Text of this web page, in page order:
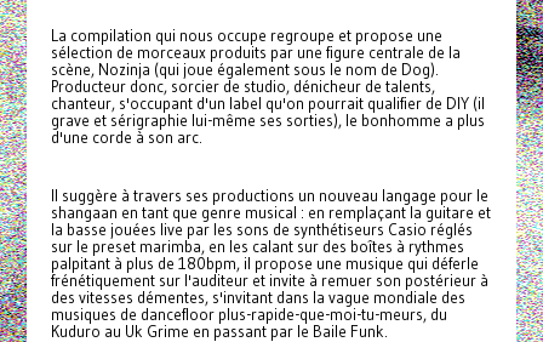
La compilation qui nous occupe regroupe et propose une
sélection de morceaux produits par une figure centrale de la
scène, Nozinja (qui joue également sous le nom de Dog).
Producteur donc, sorcier de studio, dénicheur de talents,
chanteur, s'occupant d'un label qu'on pourrait qualifier de DIY (il
grave et sérigraphie lui-même ses sorties), le bonhomme a plus
d'une corde à son arc.
Il suggère à travers ses productions un nouveau langage pour le
shangaan en tant que genre musical : en remplaçant la guitare et
la basse jouées live par les sons de synthétiseurs Casio réglés
sur le preset marimba, en les calant sur des boîtes à rythmes
palpitant à plus de 180bpm, il propose une musique qui déferle
frénétiquement sur l'auditeur et invite à remuer son postérieur à
des vitesses démentes, s'invitant dans la vague mondiale des
musiques de dancefloor plus-rapide-que-moi-tu-meurs, du
Kuduro au Uk Grime en passant par le Baile Funk.